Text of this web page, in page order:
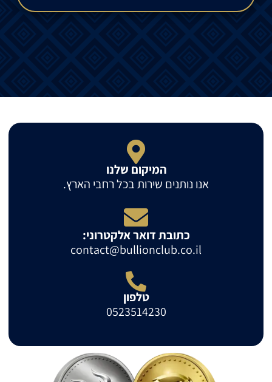
המיקום שלנו
אנו נותנים שירות בכל רחבי הארץ.
כתובת דואר אלקטרוני:
contact@bullionclub.co.il
טלפון
0523514230